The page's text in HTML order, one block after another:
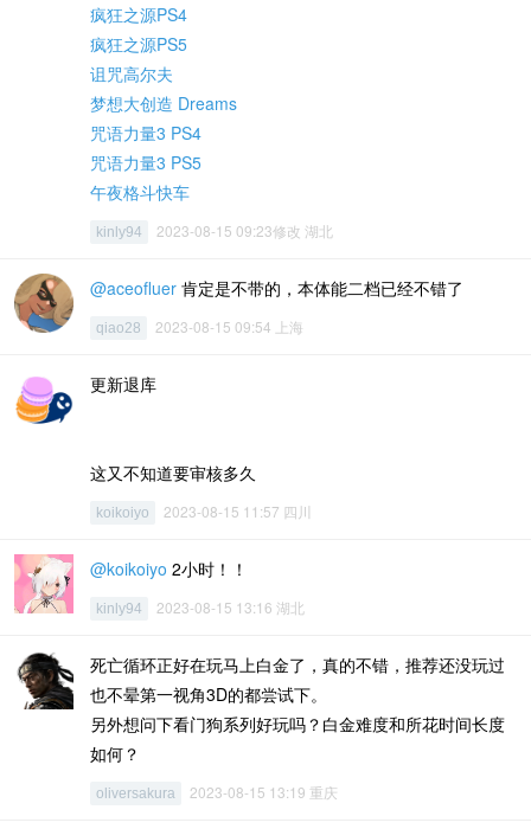
疯狂之源PS4
疯狂之源PS5
诅咒高尔夫
梦想大创造 Dreams
咒语力量3 PS4
咒语力量3 PS5
午夜格斗快车
kinly94 2023-08-15 09:23修改 湖北
@aceofluer 肯定是不带的，本体能二档已经不错了
qiao28 2023-08-15 09:54 上海
更新退库
这又不知道要审核多久
koikoiyo 2023-08-15 11:57 四川
@koikoiyo 2小时！！
kinly94 2023-08-15 13:16 湖北
死亡循环正好在玩马上白金了，真的不错，推荐还没玩过
也不晕第一视角3D的都尝试下。
另外想问下看门狗系列好玩吗？白金难度和所花时间长度
如何？
oliversakura 2023-08-15 13:19 重庆